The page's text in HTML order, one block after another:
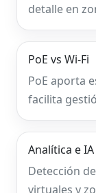
detalle en
PoE vs Wi‑Fi
PoE aporta
facilita
Analítica e IA
Detección
virtuales y